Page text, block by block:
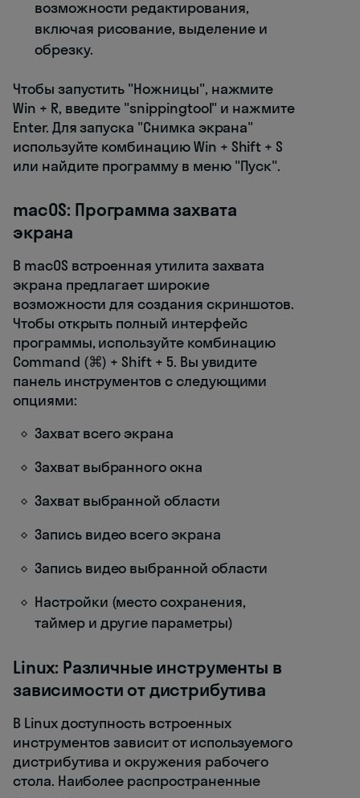
возможности редактирования,
включая рисование, выделение и
обрезку.
Чтобы запустить "Ножницы", нажмите
Win + R, введите "snippingtool" и нажмите
Enter. Для запуска "Снимка экрана"
используйте комбинацию Win + Shift + S
или найдите программу в меню "Пуск".
macOS: Программа захвата
экрана
В macOS встроенная утилита захвата
экрана предлагает широкие
возможности для создания скриншотов.
Чтобы открыть полный интерфейс
программы, используйте комбинацию
Command (⌘) + Shift + 5. Вы увидите
панель инструментов с следующими
опциями:
Захват всего экрана
Захват выбранного окна
Захват выбранной области
Запись видео всего экрана
Запись видео выбранной области
Настройки (место сохранения,
таймер и другие параметры)
Linux: Различные инструменты в
зависимости от дистрибутива
В Linux доступность встроенных
инструментов зависит от используемого
дистрибутива и окружения рабочего
стола. Наиболее распространенные